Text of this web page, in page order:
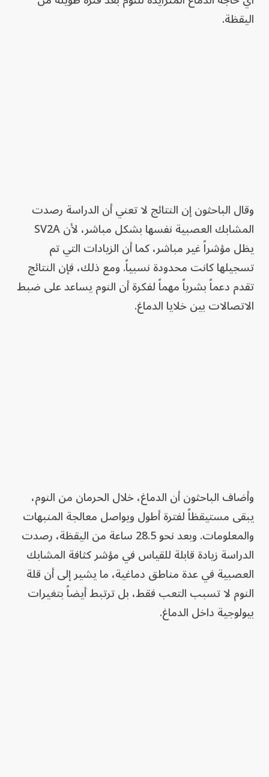
اليقظة.
وقال الباحثون إن النتائج لا تعني أن الدراسة رصدت
المشابك العصبية نفسها بشكل مباشر، لأن SV2A
يظل مؤشراً غير مباشر، كما أن الزيادات التي تم
تسجيلها كانت محدودة نسبياً. ومع ذلك، فإن النتائج
تقدم دعماً بشرياً مهماً لفكرة أن النوم يساعد على ضبط
الاتصالات بين خلايا الدماغ.
وأضاف الباحثون أن الدماغ، خلال الحرمان من النوم،
يبقى مستيقظاً لفترة أطول ويواصل معالجة المنبهات
والمعلومات. وبعد نحو 28.5 ساعة من اليقظة، رصدت
الدراسة زيادة قابلة للقياس في مؤشر كثافة المشابك
العصبية في عدة مناطق دماغية، ما يشير إلى أن قلة
النوم لا تسبب التعب فقط، بل ترتبط أيضاً بتغيرات
بيولوجية داخل الدماغ.